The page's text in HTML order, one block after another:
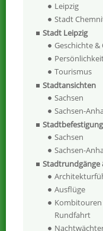
Leipzig
Stadt
Stadt Leipzig
Geschichte &
Tourismus
Stadtansichten
Sachsen
Sachsen-
Sachsen
Sachsen-
Ausflüge
Kombitouren
Rundfahrt